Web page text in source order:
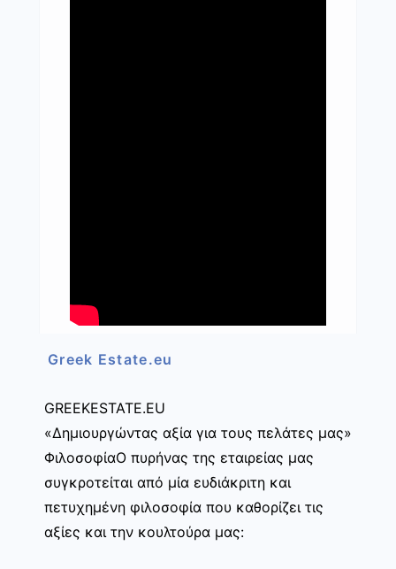
Greek Estate.eu
GREEKESTATE.EU
«Δημιουργώντας αξία για τους πελάτες μας»
ΦιλοσοφίαΟ πυρήνας της εταιρείας μας
συγκροτείται από μία ευδιάκριτη και
πετυχημένη φιλοσοφία που καθορίζει τις
αξίες και την κουλτούρα μας: